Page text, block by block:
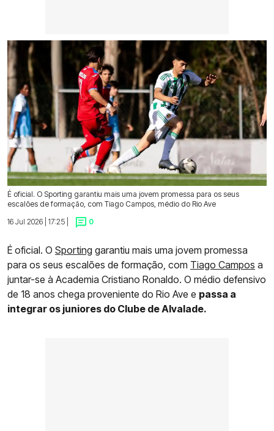
É oficial. O Sporting garantiu mais uma jovem promessa para os seus
escalões de formação, com Tiago Campos, médio do Rio Ave
16 Jul 2026 | 17:25 |
0
É oficial. O Sporting garantiu mais uma jovem promessa
para os seus escalões de formação, com Tiago Campos a
juntar-se à Academia Cristiano Ronaldo. O médio defensivo
de 18 anos chega proveniente do Rio Ave e passa a
integrar os juniores do Clube de Alvalade.